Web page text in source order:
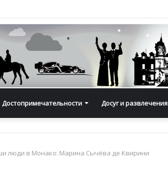
Достопримечательности Досуг и развлечения
люди в Монако: Марина Сычёва де Квирини